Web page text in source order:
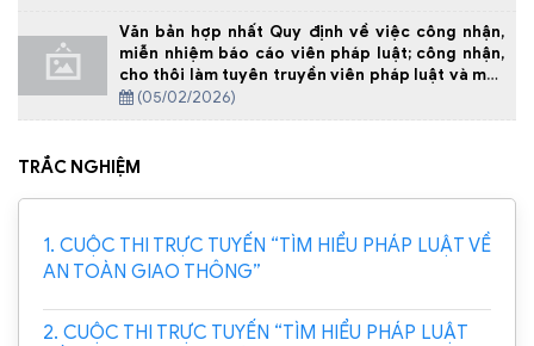
Văn bản hợp nhất Quy định về việc công nhận,
miễn nhiệm báo cáo viên pháp luật; công nhận,
cho thôi làm tuyên truyền viên pháp luật và một
số biện pháp bảo đảm hoạt động của báo cáo
viên pháp luật, tuyên truyền viên pháp luật
(05/02/2026)
TRẮC NGHIỆM
1. CUỘC THI TRỰC TUYẾN “TÌM HIỂU PHÁP LUẬT VỀ
AN TOÀN GIAO THÔNG”
2. CUỘC THI TRỰC TUYẾN “TÌM HIỂU PHÁP LUẬT